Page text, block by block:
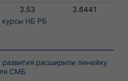
3.53
3.6441
курсы НБ РБ
расширили линейку
СМБ